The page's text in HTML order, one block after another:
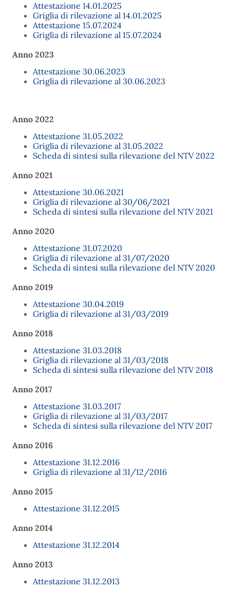
Attestazione 14.01.2025
Griglia di rilevazione al 14.01.2025
Attestazione 15.07.2024
Griglia di rilevazione al 15.07.2024
Anno 2023
Attestazione 30.06.2023
Griglia di rilevazione al 30.06.2023
Anno 2022
Attestazione 31.05.2022
Griglia di rilevazione al 31.05.2022
Scheda di sintesi sulla rilevazione del NTV 2022
Anno 2021
Attestazione 30.06.2021
Griglia di rilevazione al 30/06/2021
Scheda di sintesi sulla rilevazione del NTV 2021
Anno 2020
Attestazione 31.07.2020
Griglia di rilevazione al 31/07/2020
Scheda di sintesi sulla rilevazione del NTV 2020
Anno 2019
Attestazione 30.04.2019
Griglia di rilevazione al 31/03/2019
Anno 2018
Attestazione 31.03.2018
Griglia di rilevazione al 31/03/2018
Scheda di sintesi sulla rilevazione del NTV 2018
Anno 2017
Attestazione 31.03.2017
Griglia di rilevazione al 31/03/2017
Scheda di sintesi sulla rilevazione del NTV 2017
Anno 2016
Attestazione 31.12.2016
Griglia di rilevazione al 31/12/2016
Anno 2015
Attestazione 31.12.2015
Anno 2014
Attestazione 31.12.2014
Anno 2013
Attestazione 31.12.2013